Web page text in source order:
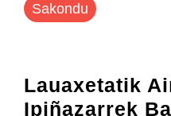
Sakondu
Lauaxetatik
Ipiñazarrek